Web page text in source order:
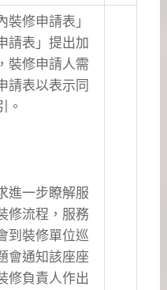
修申請表」
請表」提出加
裝修申請人需
請表以表示同
。
進一步瞭解服
修流程，服務
到裝修單位巡
會通知該座座
修負責人作出